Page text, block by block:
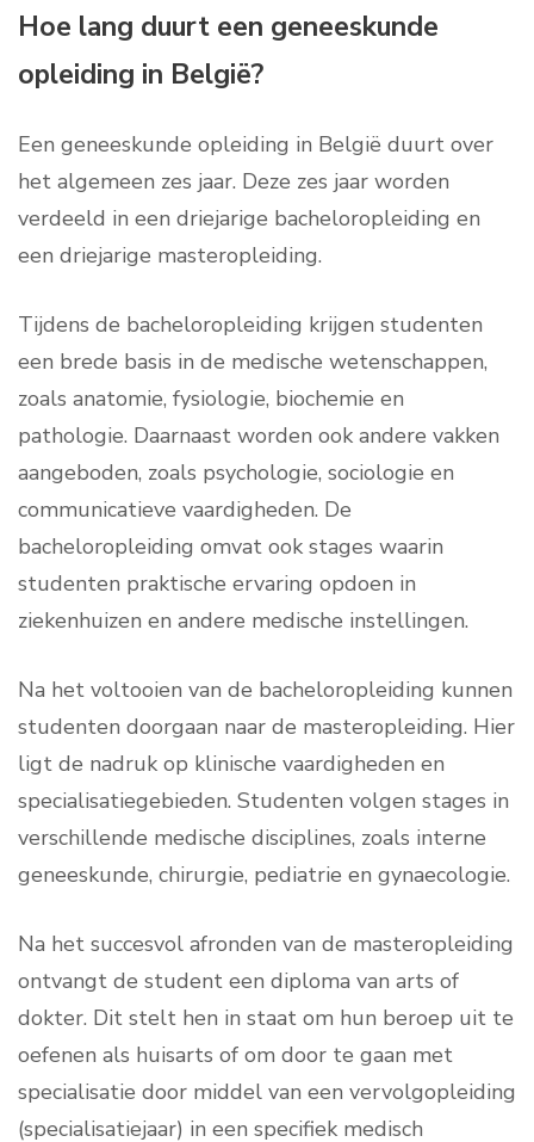
Hoe lang duurt een geneeskunde
opleiding in België?
Een geneeskunde opleiding in België duurt over
het algemeen zes jaar. Deze zes jaar worden
verdeeld in een driejarige bacheloropleiding en
een driejarige masteropleiding.
Tijdens de bacheloropleiding krijgen studenten
een brede basis in de medische wetenschappen,
zoals anatomie, fysiologie, biochemie en
pathologie. Daarnaast worden ook andere vakken
aangeboden, zoals psychologie, sociologie en
communicatieve vaardigheden. De
bacheloropleiding omvat ook stages waarin
studenten praktische ervaring opdoen in
ziekenhuizen en andere medische instellingen.
Na het voltooien van de bacheloropleiding kunnen
studenten doorgaan naar de masteropleiding. Hier
ligt de nadruk op klinische vaardigheden en
specialisatiegebieden. Studenten volgen stages in
verschillende medische disciplines, zoals interne
geneeskunde, chirurgie, pediatrie en gynaecologie.
Na het succesvol afronden van de masteropleiding
ontvangt de student een diploma van arts of
dokter. Dit stelt hen in staat om hun beroep uit te
oefenen als huisarts of om door te gaan met
specialisatie door middel van een vervolgopleiding
(specialisatiejaar) in een specifiek medisch